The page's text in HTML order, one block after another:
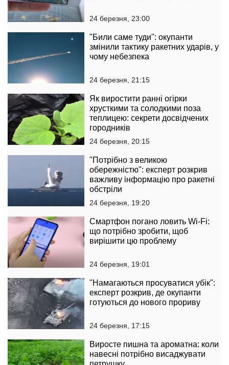
24 березня, 23:00
"Били саме туди": окупанти
змінили тактику ракетних ударів, у
чому небезпека
24 березня, 21:15
Як виростити ранні огірки
хрусткими та солодкими поза
теплицею: секрети досвідчених
городників
24 березня, 20:15
"Потрібно з великою
обережністю": експерт розкрив
важливу інформацію про ракетні
обстріли
24 березня, 19:20
Смартфон погано ловить Wi-Fi:
що потрібно зробити, щоб
вирішити цю проблему
24 березня, 19:01
"Намагаються просуватися убік":
експерт розкрив, де окупанти
готуються до нового прориву
24 березня, 17:15
Виросте пишна та ароматна: коли
навесні потрібно висаджувати